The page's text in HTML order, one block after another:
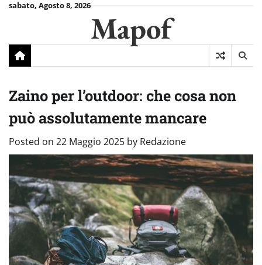
Skipsabato, Agosto 8, 2026
Mapof
Zaino per l’outdoor: che cosa non
può assolutamente mancare
Posted on 22 Maggio 2025 by Redazione